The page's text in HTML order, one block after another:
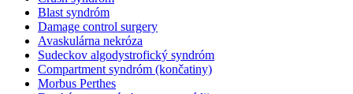
Blast syndróm
Damage control surgery
Avaskulárna nekróza
Sudeckov algodystrofický syndróm
Compartment syndróm (končatiny)
Morbus Perthes